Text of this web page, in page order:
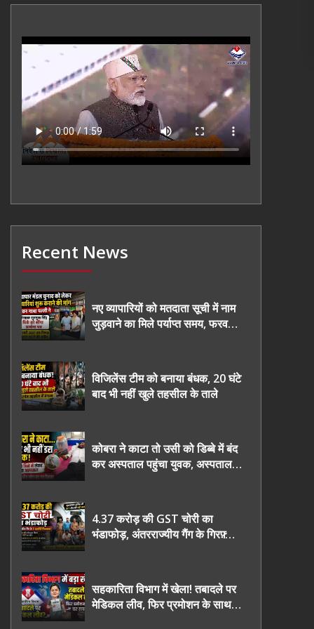
Recent News
नए व्यापारियों को मतदाता सूची में नाम
जुड़वाने का मिले पर्याप्त समय, फरवरी
विजिलेंस टीम को बनाया बंधक, 20 घंटे
बाद भी नहीं खुले तहसील के ताले
कोबरा ने काटा तो उसी को डिब्बे में बंद
कर अस्पताल पहुंचा युवक, अस्पताल में
4.37 करोड़ की GST चोरी का
भंडाफोड़, अंतरराज्यीय गैंग के गिरफ़्तार
सहकारिता विभाग में खेला! तबादले पर
मेडिकल लीव, फिर प्रमोशन के साथ